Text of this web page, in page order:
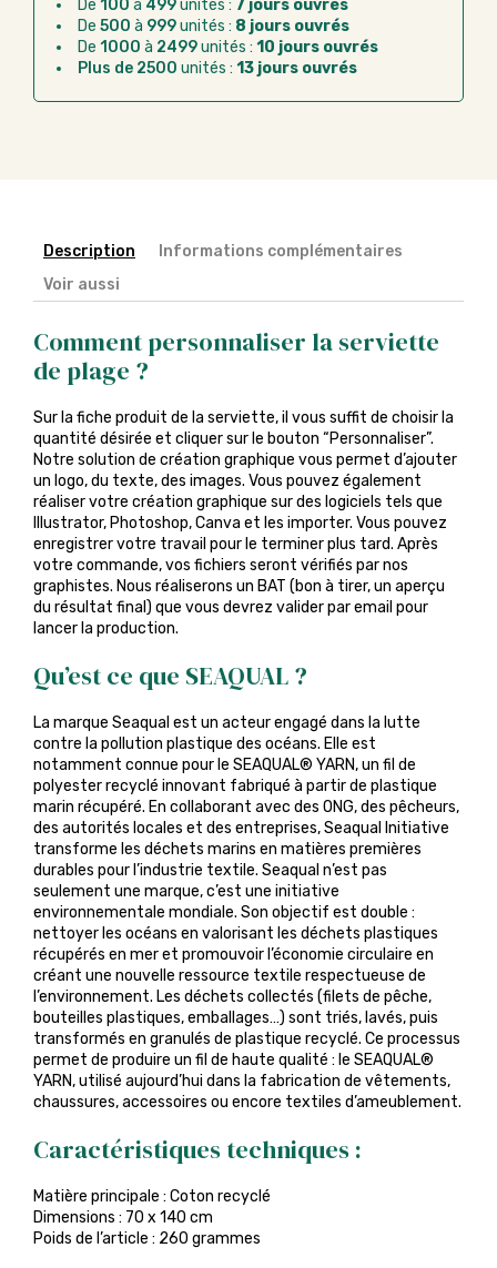
Chorus Pro :règlement par mandat
administratif après la commande
De 100 à 499unités : 7 jours ouvrés
De 500 à 999unités : 8 jours ouvrés
De 1000 à 2499unités : 10 jours ouvrés
Plus de 2500 unités : 13 jours ouvrés
Description
Informations complémentaires
Voir aussi
Comment personnaliser la serviette
de plage ?
Sur la fiche produit de la serviette, il vous suffit de choisir la
quantité désirée et cliquer sur le bouton “Personnaliser”.
Notre solution de création graphique vous permet d’ajouter
un logo, du texte, des images. Vous pouvez également
réaliser votre création graphique sur des logiciels tels que
Illustrator, Photoshop, Canva et les importer. Vous pouvez
enregistrer votre travail pour le terminer plus tard. Après
votre commande, vos fichiers seront vérifiés par nos
graphistes. Nous réaliserons un BAT (bon à tirer, un aperçu
du résultat final) que vous devrez valider par email pour
lancer la production.
Qu’est ce que SEAQUAL ?
La marque Seaqual est un acteur engagé dans la lutte
contre la pollution plastique des océans. Elle est
notamment connue pour le SEAQUAL® YARN, un fil de
polyester recyclé innovant fabriqué à partir de plastique
marin récupéré. En collaborant avec des ONG, des pêcheurs,
des autorités locales et des entreprises, Seaqual Initiative
transforme les déchets marins en matières premières
durables pour l’industrie textile. Seaqual n’est pas
seulement une marque, c’est une initiative
environnementale mondiale. Son objectif est double :
nettoyer les océans en valorisant les déchets plastiques
récupérés en mer et promouvoir l’économie circulaire en
créant une nouvelle ressource textile respectueuse de
l’environnement. Les déchets collectés (filets de pêche,
bouteilles plastiques, emballages…) sont triés, lavés, puis
transformés en granulés de plastique recyclé. Ce processus
permet de produire un fil de haute qualité : le SEAQUAL®
YARN, utilisé aujourd’hui dans la fabrication de vêtements,
chaussures, accessoires ou encore textiles d’ameublement.
Caractéristiques techniques :
Matière principale : Coton recyclé
Dimensions : 70 x 140 cm
Poids de l’article : 260 grammes